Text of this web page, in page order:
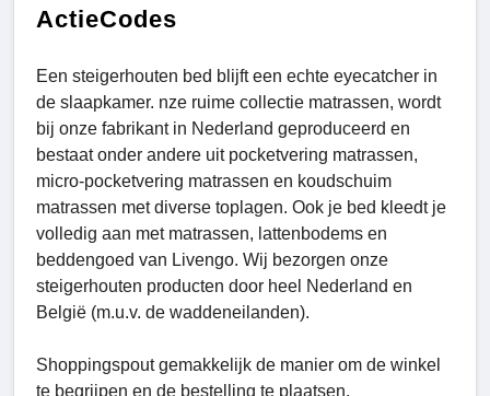
ActieCodes
Een steigerhouten bed blijft een echte eyecatcher in
de slaapkamer. nze ruime collectie matrassen, wordt
bij onze fabrikant in Nederland geproduceerd en
bestaat onder andere uit pocketvering matrassen,
micro-pocketvering matrassen en koudschuim
matrassen met diverse toplagen. Ook je bed kleedt je
volledig aan met matrassen, lattenbodems en
beddengoed van Livengo. Wij bezorgen onze
steigerhouten producten door heel Nederland en
België (m.u.v. de waddeneilanden).
Shoppingspout gemakkelijk de manier om de winkel
te begrijpen en de bestelling te plaatsen.